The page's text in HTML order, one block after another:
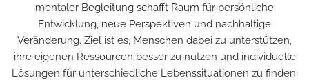
mentaler Begleitung schafft Raum für persönliche
Entwicklung, neue Perspektiven und nachhaltige
Veränderung. Ziel ist es, Menschen dabei zu unterstützen,
ihre eigenen Ressourcen besser zu nutzen und individuelle
Lösungen für unterschiedliche Lebenssituationen zu finden.